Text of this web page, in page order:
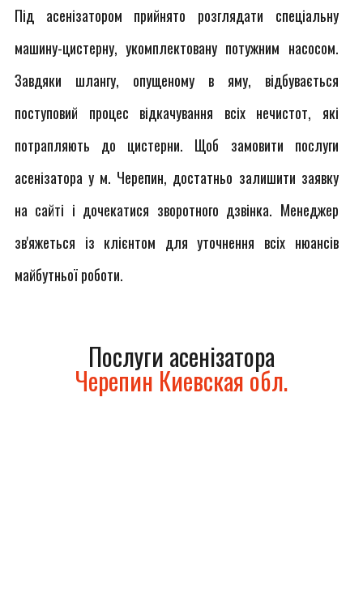
Під асенізатором прийнято розглядати спеціальну
машину-цистерну, укомплектовану потужним насосом.
Завдяки шлангу, опущеному в яму, відбувається
поступовий процес відкачування всіх нечистот, які
потрапляють до цистерни. Щоб замовити послуги
асенізатора у м. Черепин, достатньо залишити заявку
на сайті і дочекатися зворотного дзвінка. Менеджер
зв'яжеться із клієнтом для уточнення всіх нюансів
майбутньої роботи.
Послуги асенізатора
Черепин Киевская обл.